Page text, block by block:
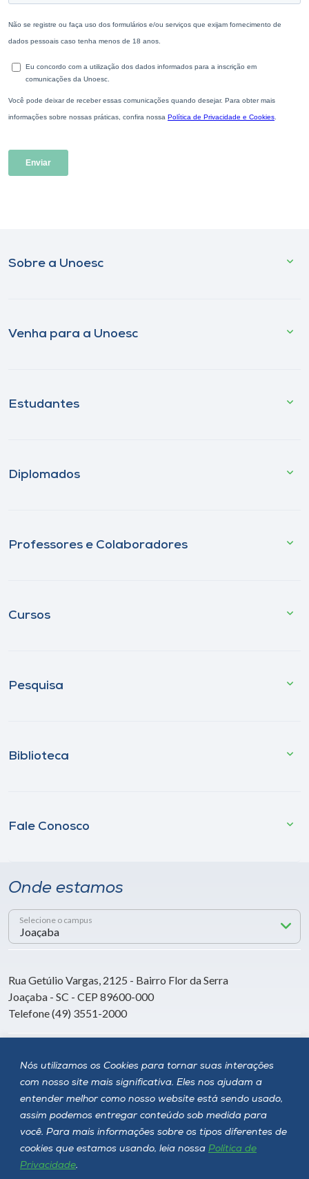
Nós utilizamos os Cookies para tornar suas interações
com nosso site mais significativa. Eles nos ajudam a
entender melhor como nosso website está sendo usado,
assim podemos entregar conteúdo sob medida para
você. Para mais informações sobre os tipos diferentes de
cookies que estamos usando, leia nossa Política de
Privacidade.
Sobre a Unoesc
Venha para a Unoesc
Estudantes
Diplomados
Professores e Colaboradores
Cursos
Pesquisa
Biblioteca
Fale Conosco
Onde estamos
Selecione o campus
Rua Getúlio Vargas, 2125 - Bairro Flor da Serra
Joaçaba - SC - CEP 89600-000
Telefone (49) 3551-2000
Siga a Unoesc